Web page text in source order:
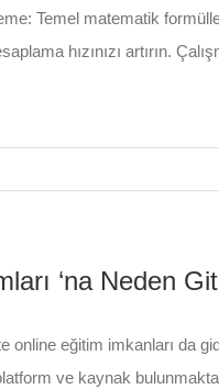
Temel matematik
hızınızı artırın.
‘na Neden
online eğitim imkanları da
ve kaynak